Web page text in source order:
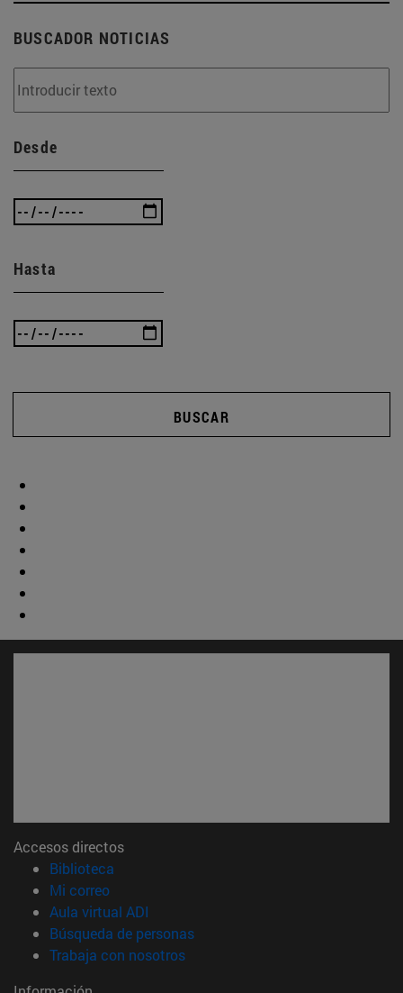
BUSCADOR NOTICIAS
Desde
Hasta
BUSCAR
Accesos directos
Biblioteca
Mi correo(abre en nueva ventana)
Aula virtual ADI
Búsqueda de personas(abre en nueva ventana)
Trabaja con nosotros(abre en nueva ventana)